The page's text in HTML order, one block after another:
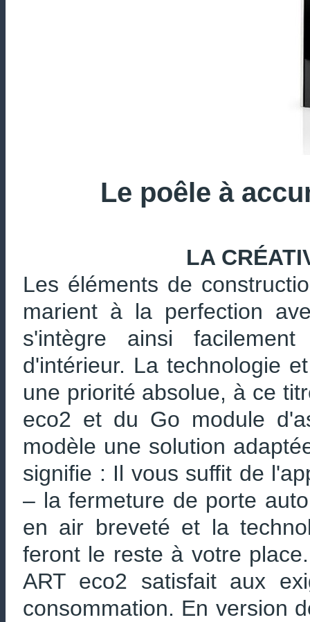
Le poêle à
LA
Les éléments de
marient à la perfection
s'intègre ainsi
d'intérieur. La technologie
une priorité absolue, à ce
eco2 et du Go module
modèle une solution
signifie : Il vous suffit de
– la fermeture de porte
en air breveté et la
feront le reste à votre
ART eco2 satisfait aux
consommation. En version